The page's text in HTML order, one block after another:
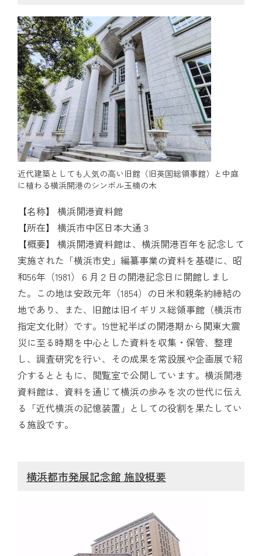
近代建築としても人気の高い旧館（旧英国総領事館）と中庭
に植わる横浜開港のシンボル玉楠の木
【名称】 横浜開港資料館
【所在】 横浜市中区日本大通３
【概要】 横浜開港資料館は、横浜開港百年を記念して
実施された「横浜市史」編纂事業の資料を基礎に、昭
和56年（1981）６月２日の開港記念日に開館しまし
た。この地は安政元年（1854）の日米和親条約締結の
地であり、また、旧館は旧イギリス総領事館（横浜市
指定文化財）です。19世紀半ばの開港期から関東大震
災に至る時期を中心とした資料を収集・保管、整理
し、調査研究を行い、その成果を常設展や企画展で紹
介するとともに、閲覧室で公開しています。横浜開港
資料館は、資料を通じて横浜の歩みを次の世代に伝え
る「近代横浜の記憶装置」としての役割を果たしてい
る施設です。
横浜都市発展記念館 施設概要